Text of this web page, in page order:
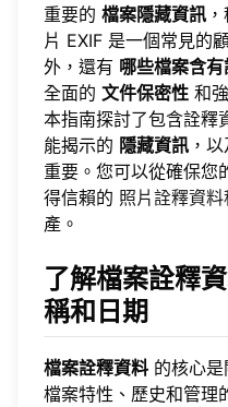
重要的 檔案隱藏資訊
片 EXIF 是一個常見的
外，還有 哪些檔案含有
全面的 文件保密性 和
本指南探討了包含詮釋
能揭示的 隱藏資訊 ，
重要。您可以從確保您
得信賴的 照片詮釋資
產。
了解檔案詮釋
稱和日期
檔案詮釋資料 的核心
檔案特性、歷史和管理